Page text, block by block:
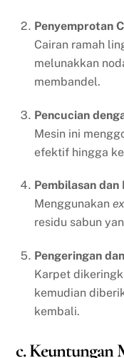
Penyemprotan
Cairan ramah
melunakkan
membandel.
Pencucian
Mesin ini
efektif hingga
Pembilasan
Menggunakan
residu sabun
Pengeringan
Karpet
kemudian
kembali.
c. Keuntungan